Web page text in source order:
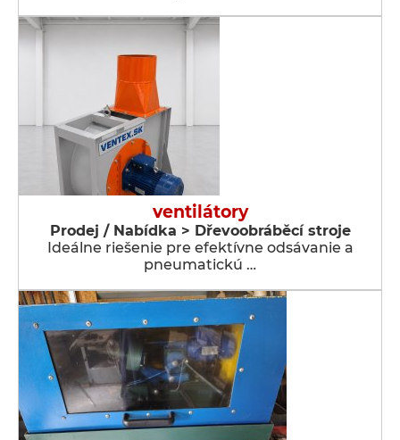
ventilátory
Prodej / Nabídka > Dřevoobráběcí stroje
Ideálne riešenie pre efektívne odsávanie a
pneumatickú …